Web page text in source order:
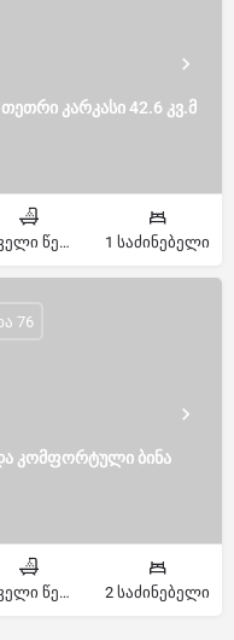
თეთრი კარკასი 42.6 კვ.მ
1 წველი წერტილი 1 საძინებელი
კომფორტული ბინა
76
1 წველი წერტილი 2 საძინებელი